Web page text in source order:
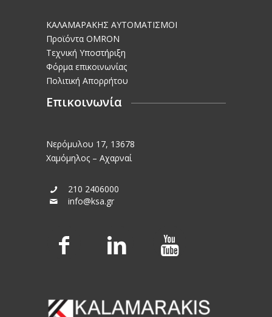
KΑΛΑΜΑΡΑΚΗΣ AΥΤΟΜΑΤΙΣΜΟΙ
Προϊόντα OMRON
Τεχνική Υποστήριξη
Φόρμα επικοινωνίας
Πολιτική Απορρήτου
Επικοινωνία
Νερόμυλου 17, 13678
Χαμόμηλος – Αχαρναί
210 2406000
info@ksa.gr